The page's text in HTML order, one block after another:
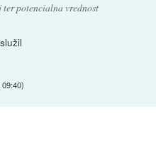
potencialna vrednost
09:40)